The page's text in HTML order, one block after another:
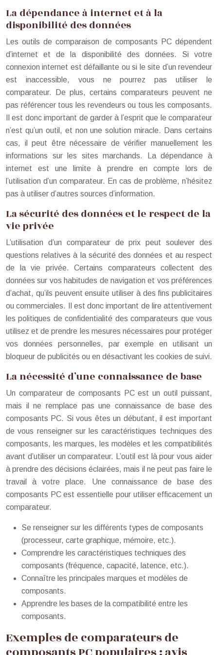
La dépendance à internet et à la
disponibilité des données
Les outils de comparaison de composants PC dépendent
d’internet et de la disponibilité des données. Si votre
connexion internet est défaillante ou si le site d’un revendeur
est inaccessible, vous ne pourrez pas utiliser le
comparateur. De plus, certains comparateurs peuvent ne
pas référencer tous les revendeurs ou tous les composants.
Il est donc important de garder à l’esprit que le comparateur
n’est qu’un outil, et non une solution miracle. Dans certains
cas, il peut être nécessaire de vérifier manuellement les
informations sur les sites marchands. La dépendance à
internet est une limite à prendre en compte lors de
l’utilisation d’un comparateur. En cas de problème, n’hésitez
pas à utiliser d’autres sources d’information.
La sécurité des données et le respect de la
vie privée
L’utilisation d’un comparateur de prix peut soulever des
questions relatives à la sécurité des données et au respect
de la vie privée. Certains comparateurs collectent des
données sur vos habitudes de navigation et vos préférences
d’achat, qu’ils peuvent ensuite utiliser à des fins publicitaires
ou commerciales. Il est donc important de lire attentivement
les politiques de confidentialité des comparateurs que vous
utilisez et de prendre les mesures nécessaires pour protéger
vos données personnelles, par exemple en utilisant un
bloqueur de publicités ou en désactivant les cookies de suivi.
La nécessité d’une connaissance de base
Un comparateur de composants PC est un outil puissant,
mais il ne remplace pas une connaissance de base des
composants PC. Si vous êtes un débutant, il est important
de vous renseigner sur les caractéristiques techniques des
composants, les marques, les modèles et les compatibilités
avant d’utiliser un comparateur. L’outil est là pour vous aider
à prendre des décisions éclairées, mais il ne peut pas faire le
travail à votre place. Une connaissance de base des
composants PC est essentielle pour utiliser efficacement un
comparateur.
Se renseigner sur les différents types de composants
(processeur, carte graphique, mémoire, etc.).
Comprendre les caractéristiques techniques des
composants (fréquence, capacité, latence, etc.).
Connaître les principales marques et modèles de
composants.
Apprendre les bases de la compatibilité entre les
composants.
Exemples de comparateurs de